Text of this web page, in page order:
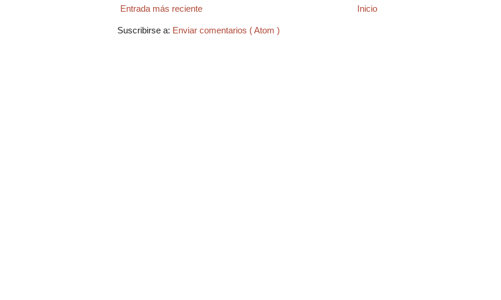
Entrada más reciente Inicio
Suscribirse a: Enviar comentarios ( Atom )